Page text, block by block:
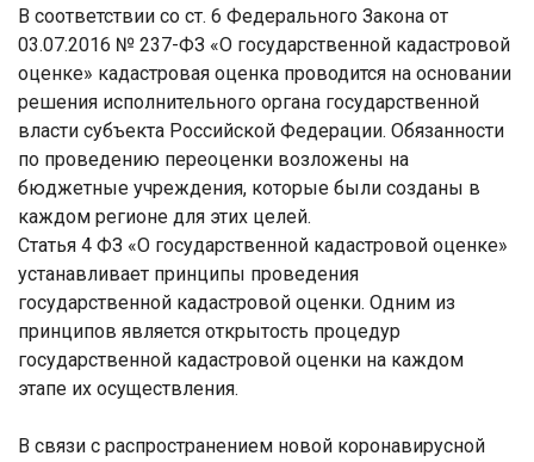
В соответствии со ст. 6 Федерального Закона от
03.07.2016 № 237-ФЗ «О государственной кадастровой
оценке» кадастровая оценка проводится на основании
решения исполнительного органа государственной
власти субъекта Российской Федерации. Обязанности
по проведению переоценки возложены на
бюджетные учреждения, которые были созданы в
каждом регионе для этих целей.
Статья 4 ФЗ «О государственной кадастровой оценке»
устанавливает принципы проведения
государственной кадастровой оценки. Одним из
принципов является открытость процедур
государственной кадастровой оценки на каждом
этапе их осуществления.
В связи с распространением новой коронавирусной